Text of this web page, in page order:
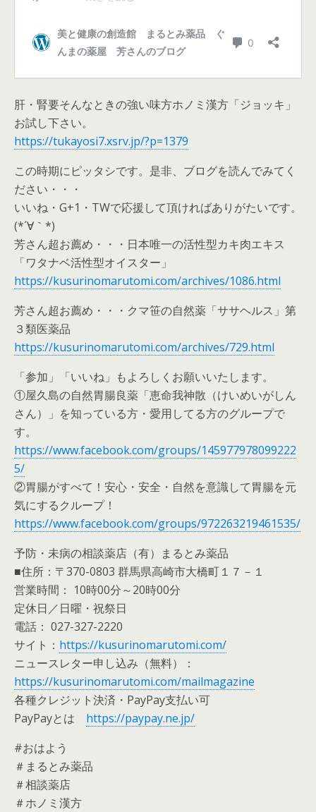
肝・腎要そんなときの強い味方ホノミ漢方「ジョッキ」
お試し下さい。
https://tukayosi7.xsrv.jp/?p=1379
この時期にピッタシです。是非、ブログを読んでみてく
ださい・・・
いいね・G+1・TWで応援して頂ければありがたいです。
(*´∀｀*)
芳さん超お薦め・・・日本唯一の活性型カキ肉エキス
「ワタナベ活性型オイスター」
https://kusurinomarutomi.com/archives/1086.html
芳さん超お薦め・・・クマ笹の自然薬「ササヘルス」第
３類医薬品
https://kusurinomarutomi.com/archives/729.html
「参加」「いいね」もよろしくお願いいたします。
①屋久島の自然胃腸良薬「恵命我神散（けいめいがしん
さん）」を知っている方・愛用してる方のグループで
す。
https://www.facebook.com/groups/145977978099222
5/
②胃腸がすべて！安心・安全・自然を意識して胃腸を元
気にするクループ！
https://www.facebook.com/groups/972263219461535/
予防・未病の相談薬店（有）まるとみ薬品
■住所：〒370-0803 群馬県高崎市大橋町１７－１
営業時間： 10時00分～20時00分
定休日／日曜・祝祭日
電話： 027-327-2220
サイト： https://kusurinomarutomi.com/
ニュースレター申し込み（無料）：
https://kusurinomarutomi.com/mailmagazine
各種クレジット決済・PayPay支払い可
PayPayとは https://paypay.ne.jp/
#おはよう
＃まるとみ薬品
＃相談薬店
＃ホノミ漢方